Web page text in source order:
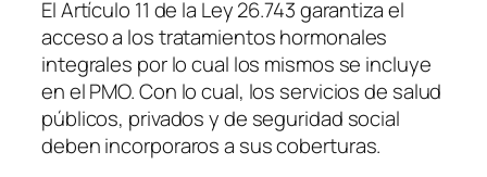
El Artículo 11 de la Ley 26.743 garantiza el
acceso a los tratamientos hormonales
integrales por lo cual los mismos se incluye
en el PMO. Con lo cual, los servicios de salud
públicos, privados y de seguridad social
deben incorporaros a sus coberturas.